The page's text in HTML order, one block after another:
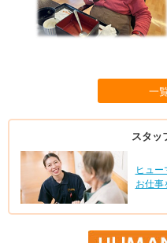
一
スタッ
ヒュ
お仕事